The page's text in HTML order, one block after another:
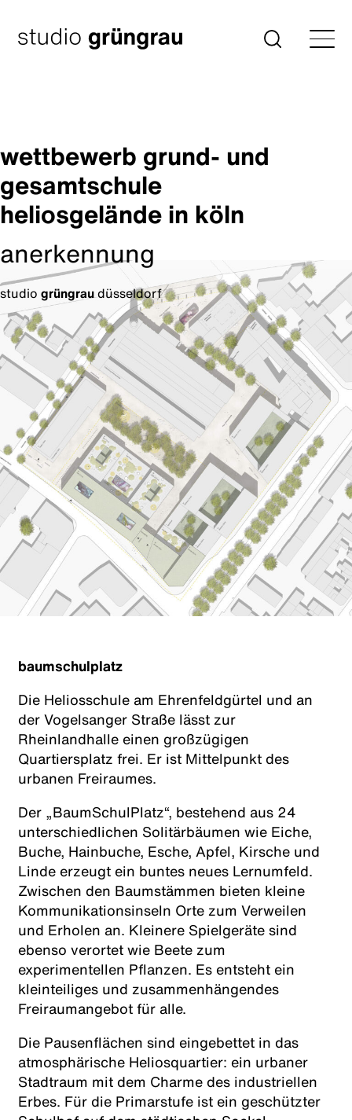
Inhalt
springen
Startseite Suche
wettbewerb grund- und
gesamtschule
heliosgelände in köln
anerkennung
studio grüngraudüsseldorf
baumschulplatz
Die Heliosschule am Ehrenfeldgürtel und an
der Vogelsanger Straße lässt zur
Rheinlandhalle einen großzügigen
Quartiersplatz frei. Er ist Mittelpunkt des
urbanen Freiraumes.
Der „BaumSchulPlatz“, bestehend aus 24
unterschiedlichen Solitärbäumen wie Eiche,
Buche, Hainbuche, Esche, Apfel, Kirsche und
Linde erzeugt ein buntes neues Lernumfeld.
Zwischen den Baumstämmen bieten kleine
Kommunikationsinseln Orte zum Verweilen
und Erholen an. Kleinere Spielgeräte sind
ebenso verortet wie Beete zum
experimentellen Pflanzen. Es entsteht ein
kleinteiliges und zusammenhängendes
Freiraumangebot für alle.
Die Pausenflächen sind eingebettet in das
atmosphärische Heliosquartier: ein urbaner
Stadtraum mit dem Charme des industriellen
Erbes. Für die Primarstufe ist ein geschützter